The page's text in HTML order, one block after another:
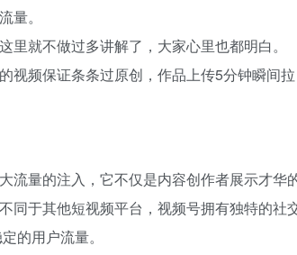
量。
就不做过多讲解了，大家心里也都明白。
视频保证条条过原创，作品上传5分钟瞬间拉
流量的注入，它不仅是内容创作者展示才华
同于其他短视频平台，视频号拥有独特的社
的用户流量。